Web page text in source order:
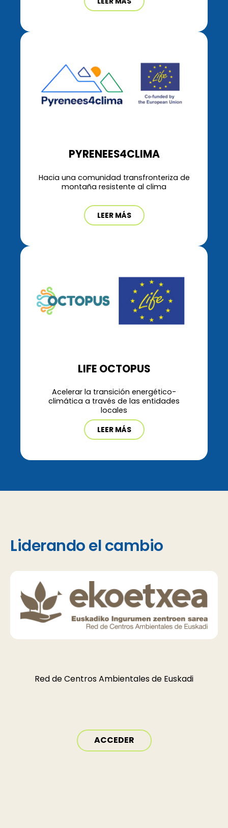
PYRENEES4CLIMA
Hacia una comunidad transfronteriza de
montaña resistente al clima
LEER MÁS
LIFE OCTOPUS
Acelerar la transición energético-
climática a través de las entidades
locales
LEER MÁS
Liderando el cambio
Red de Centros Ambientales de Euskadi
ACCEDER